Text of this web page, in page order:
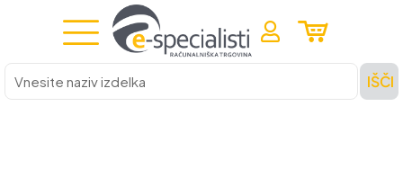
Vnesite
naziv
izdelka
IŠČI